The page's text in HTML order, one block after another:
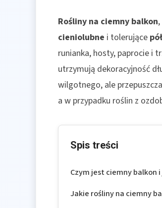
Rośliny na ciemny balkon
cieniolubne i tolerujące
runianka, hosty, paprocie i
utrzymują dekoracyjność
wilgotnego, ale
a w przypadku roślin z
Spis treści
Czym jest ciemny balkon
Jakie rośliny na ciemny